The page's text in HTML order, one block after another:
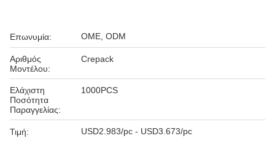
Επωνυμία: OME, ODM
Αριθμός
Μοντέλου:
Crepack
Ελάχιστη
Ποσότητα
Παραγγελίας:
1000PCS
Τιμή: USD2.983/pc - USD3.673/pc